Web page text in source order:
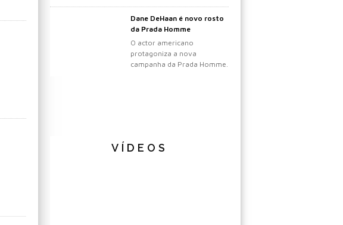
mochila.
Dane DeHaan é novo rosto
da Prada Homme
O actor americano
protagoniza a nova
campanha da Prada Homme.
VÍDEOS